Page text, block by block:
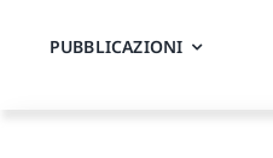
PUBBLICAZIONI